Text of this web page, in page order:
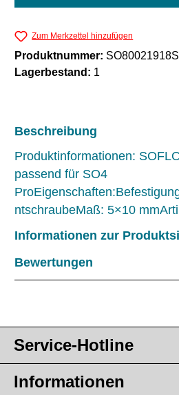
Zum Merkzettel hinzufügen
Produktnummer:
Lagerbestand: 1
Beschreibung
Produktinformationen:
passend für SO4
ntschraubeMaß: 5×10
Informationen zur
Bewertungen
Service-Hotline
Informationen